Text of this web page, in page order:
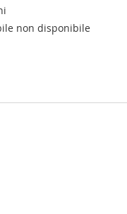
non disponibile